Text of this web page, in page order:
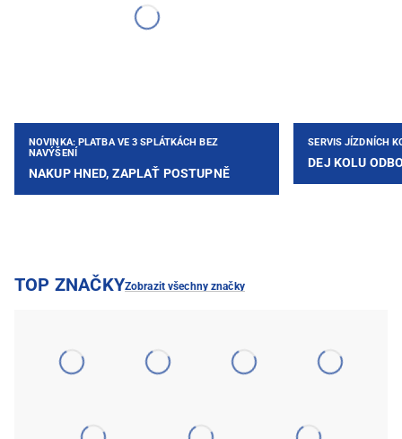
NOVINKA: PLATBA VE 3 SPLÁTKÁCH BEZ
NAVÝŠENÍ
NAKUP HNED, ZAPLAŤ POSTUPNĚ
SERVIS JÍZDNÍCH
DEJ KOLU
TOP ZNAČKYZobrazit všechny značky